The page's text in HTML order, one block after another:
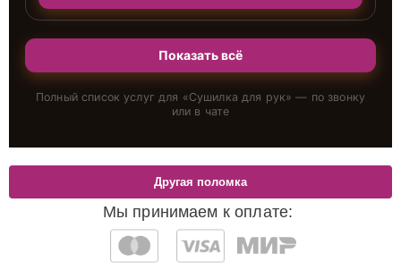
Показать всё
Полный список услуг для «Сушилка для рук» — по звонку
или в чате
Мы принимаем к оплате:
Другая поломка